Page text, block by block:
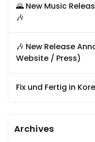
🌄 New Music
🎶
🎶 New Release
Website / Press)
Fix und Fertig in
Archives